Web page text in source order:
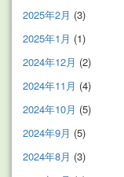
2025年2月 (3)
2025年1月 (1)
2024年12月 (2)
2024年11月 (4)
2024年10月 (5)
2024年9月 (5)
2024年8月 (3)